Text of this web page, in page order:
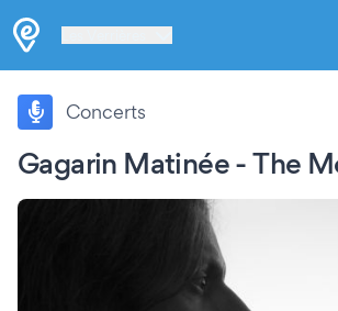
Gagarin Matinée - The
Concerts